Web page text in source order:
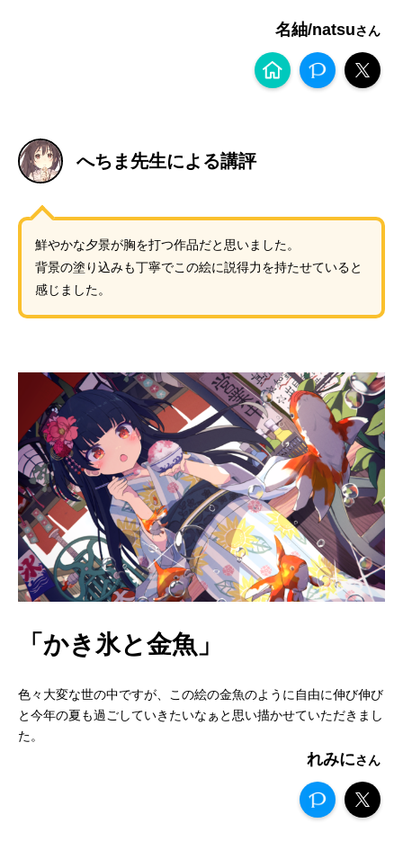
名紬/natsu
へちま先生による講評
鮮やかな夕景が胸を打つ作品だと思いました。
背景の塗り込みも丁寧でこの絵に説得力を持たせていると
感じました。
「かき氷と金魚」
色々大変な世の中ですが、この絵の金魚のように自由に伸び伸び
と今年の夏も過ごしていきたいなぁと思い描かせていただきまし
た。
れみに